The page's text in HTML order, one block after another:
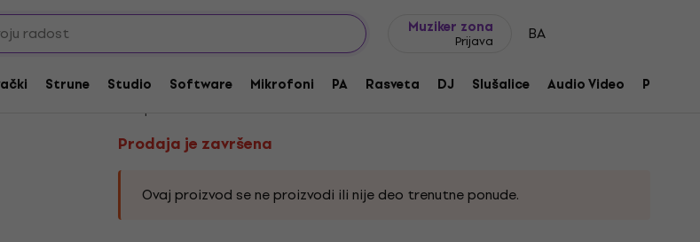
Muziker zona
Prijava BA
Strune Studio Software Mikrofoni PA Rasveta DJ Slušalice Audio Video Pribor
Prodaja je završena
BC RICH MK1 Junior V Gunmetal Satin
Kod proizvoda:
Prodaja je završena
Ovaj proizvod se ne proizvodi ili nije deo trenutne ponude.